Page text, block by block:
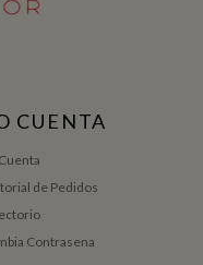
CUENTA
de Pedidos
Contrasena